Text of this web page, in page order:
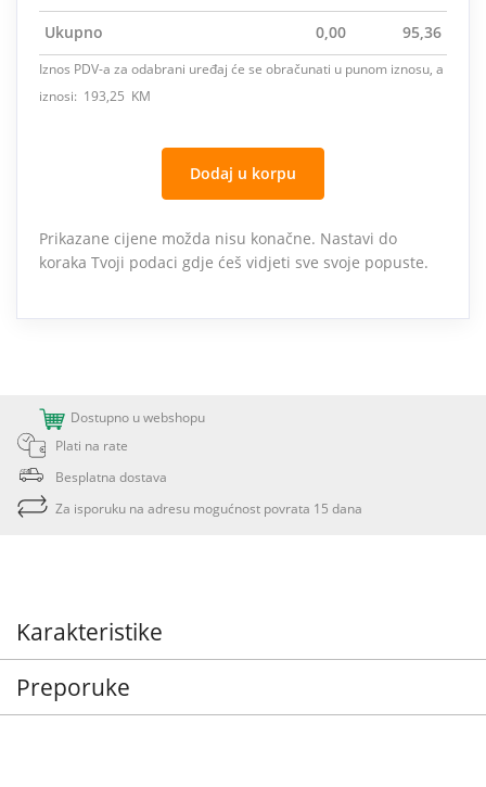
Ukupno 0,00 95,36
Iznos PDV-a za odabrani uređaj će se obračunati u punom iznosu, a
iznosi: 193,25 KM
Dodaj u korpu
Prikazane cijene možda nisu konačne. Nastavi do
koraka Tvoji podaci gdje ćeš vidjeti sve svoje popuste.
Dostupno u webshopu
Plati na rate
Besplatna dostava
Za isporuku na adresu mogućnost povrata 15 dana
Karakteristike
Preporuke